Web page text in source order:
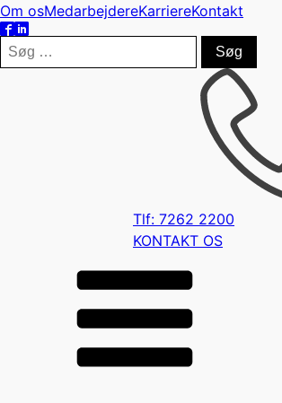
Om osMedarbejdereKarriereKontakt
Søg
efter:
Tlf: 7262 2200
KONTAKT OS